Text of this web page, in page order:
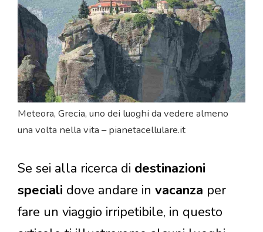
Meteora, Grecia, uno dei luoghi da vedere almeno
una volta nella vita – pianetacellulare.it
Se sei alla ricerca di destinazioni
speciali dove andare in vacanza per
fare un viaggio irripetibile, in questo